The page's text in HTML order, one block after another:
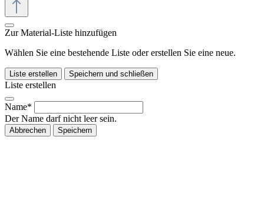
Zur Material-Liste hinzufügen
Wählen Sie eine bestehende Liste oder erstellen Sie eine neue.
Liste erstellen Speichern und schließen
Liste erstellen
Name*
Der Name darf nicht leer sein.
Abbrechen Speichern